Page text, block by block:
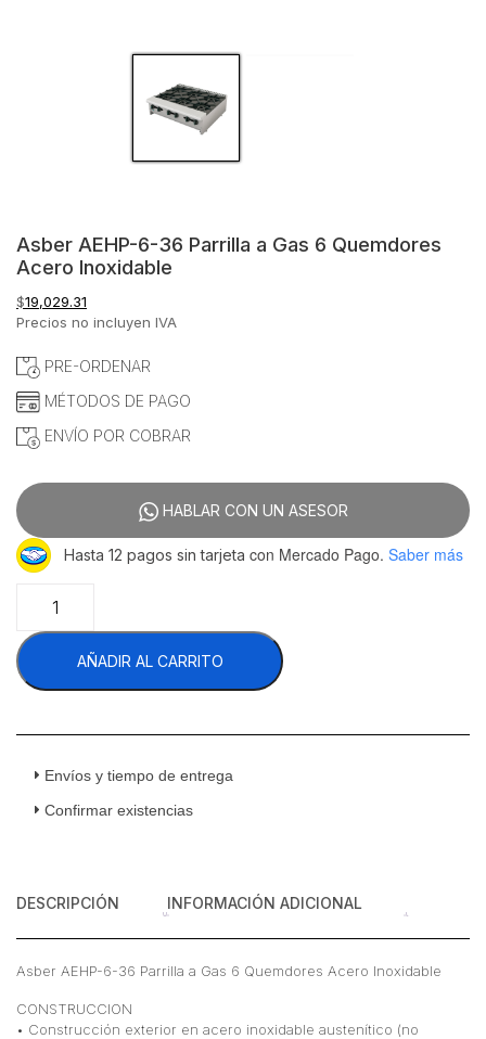
Asber AEHP-6-36 Parrilla a Gas 6 Quemdores
Acero Inoxidable
$19,029.31
Precios no incluyen IVA
PRE-ORDENAR
MÉTODOS DE PAGO
ENVÍO POR COBRAR
HABLAR CON UN ASESOR
Hasta 12 pagos sin tarjeta con Mercado Pago. Saber más
AEHP-
6-
36
Parrilla
Gas
Quemdores
Inoxidable
AÑADIR AL CARRITO
Envíos y tiempo de entrega
Confirmar existencias
DESCRIPCIÓN INFORMACIÓN ADICIONAL
Asber AEHP-6-36 Parrilla a Gas 6 Quemdores Acero Inoxidable
CONSTRUCCION
• Construcción exterior en acero inoxidable austenítico (no